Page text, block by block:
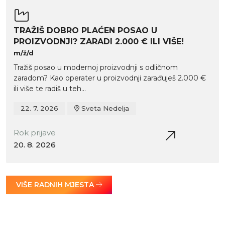
TRAŽIŠ DOBRO PLAĆEN POSAO U
PROIZVODNJI? ZARADI 2.000 € ILI VIŠE!
m/ž/d
Tražiš posao u modernoj proizvodnji s odličnom
zaradom? Kao operater u proizvodnji zarađuješ 2.000 €
ili više te radiš u teh...
22. 7. 2026 Sveta Nedelja
Rok prijave
20. 8. 2026
VIŠE RADNIH MJESTA